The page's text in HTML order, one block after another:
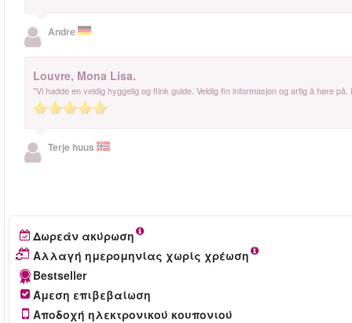
Andre
Louvre, Mona Lisa.
"Vi hadde en veldig hyggelig og flink guide. Veldig fin informasjon og artig å høre
Terje huus
Δωρεάν ακύρωση
Αλλαγή ημερομηνίας χωρίς χρέωση
Bestseller
Άμεση επιβεβαίωση
Αποδοχή ηλεκτρονικού κουπονιού